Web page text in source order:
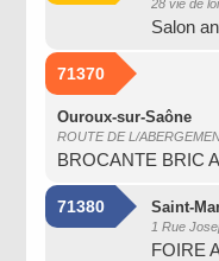
28 vie de
Salon
71370
Ouroux-sur-Saône
ROUTE DE L/
BROCANTE BRIC
71380 Saint-
1 Rue
FOIRE